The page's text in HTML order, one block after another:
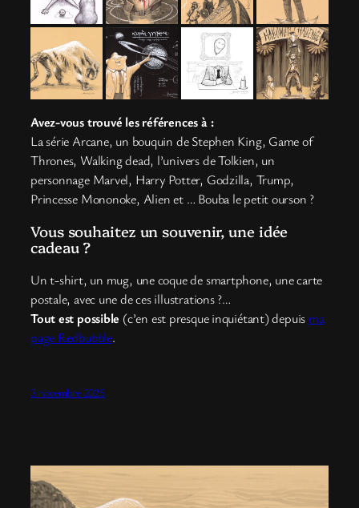
Avez-vous trouvé les références à :
La série Arcane, un bouquin de Stephen King, Game of
Thrones, Walking dead, l’univers de Tolkien, un
personnage Marvel, Harry Potter, Godzilla, Trump,
Princesse Mononoke, Alien et … Bouba le petit ourson ?
Vous souhaitez un souvenir, une idée
cadeau ?
Un t-shirt, un mug, une coque de smartphone, une carte
postale, avec une de ces illustrations ?…
Tout est possible (c’en est presque inquiétant) depuis ma
page Redbubble.
3 novembre 2025